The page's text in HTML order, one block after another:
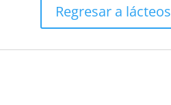
Regresar a lácteos